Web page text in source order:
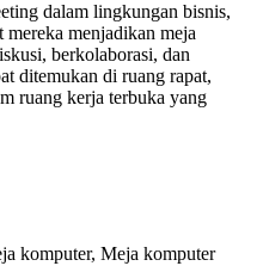
dalam lingkungan bisnis,
mereka menjadikan meja
berkolaborasi, dan
ditemukan di ruang rapat,
ruang kerja terbuka yang
komputer, Meja komputer